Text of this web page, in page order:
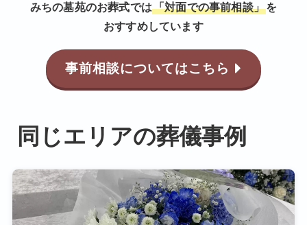
みちの墓苑のお葬式では「対面での事前相談」を
おすすめしています
事前相談についてはこちら
同じエリアの葬儀事例